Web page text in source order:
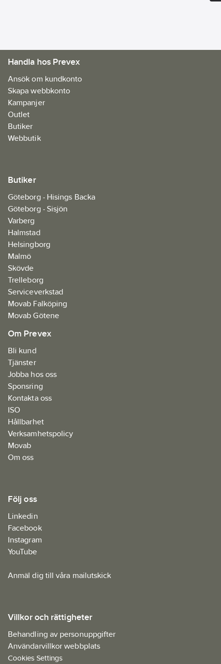
Handla hos Prevex
Ansök om kundkonto
Skapa webbkonto
Kampanjer
Outlet
Butiker
Webbutik
Butiker
Göteborg - Hisings Backa
Göteborg - Sisjön
Varberg
Halmstad
Helsingborg
Malmö
Skövde
Trelleborg
Serviceverkstad
Movab Falköping
Movab Götene
Om Prevex
Bli kund
Tjänster
Jobba hos oss
Sponsring
Kontakta oss
ISO
Hållbarhet
Verksamhetspolicy
Movab
Om oss
Följ oss
Linkedin
Facebook
Instagram
YouTube
Anmäl dig till våra mailutskick
Villkor och rättigheter
Behandling av personuppgifter
Användarvillkor webbplats
Cookies Settings